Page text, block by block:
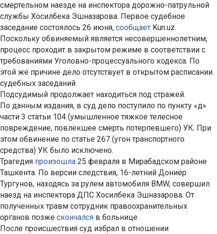
смертельном наезде на инспектора дорожно-патрульной
службы Хосилбека Эшназарова. Первое судебное
заседание состоялось 26 июня, сообщает Kun.uz.
Поскольку обвиняемый является несовершеннолетним,
процесс проходит в закрытом режиме в соответствии с
требованиями Уголовно-процессуального кодекса. По
этой же причине дело отсутствует в открытом расписании
судебных заседаний.
Подсудимый продолжает находиться под стражей.
По данным издания, в суд дело поступило по пункту «д»
части 3 статьи 104 (умышленное тяжкое телесное
повреждение, повлекшее смерть потерпевшего) УК. При
этом обвинение по статье 267 (угон транспортного
средства) УК было исключено.
Трагедия произошла 25 февраля в Мирабадском районе
Ташкента. По версии следствия, 16-летний Дониёр
Тургунов, находясь за рулем автомобиля BMW, совершил
наезд на инспектора ДПС Хосилбека Эшназарова. От
полученных травм сотрудник правоохранительных
органов позже скончался в больнице.
После происшествия суд избрал в отношении